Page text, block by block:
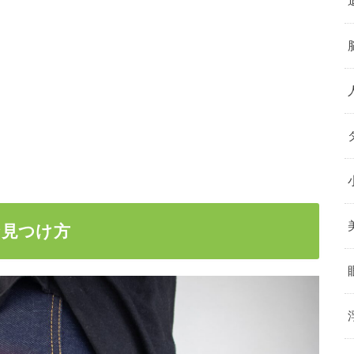
つけ方